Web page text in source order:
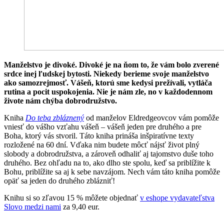
Manželstvo je divoké. Divoké je na ňom to, že vám bolo zverené
srdce inej ľudskej bytosti. Niekedy berieme svoje manželstvo
ako samozrejmosť. Vášeň, ktorú sme kedysi prežívali, vytláča
rutina a pocit uspokojenia. Nie je nám zle, no v každodennom
živote nám chýba dobrodružstvo.
Kniha Do teba zbláznený od manželov Eldredgeovcov vám pomôže
vniesť do vášho vzťahu vášeň – vášeň jeden pre druhého a pre
Boha, ktorý vás stvoril. Táto kniha prináša inšpiratívne texty
rozložené na 60 dní. Vďaka nim budete môcť nájsť život plný
slobody a dobrodružstva, a zároveň odhaliť aj tajomstvo duše toho
druhého. Bez ohľadu na to, ako dlho ste spolu, keď sa priblížite k
Bohu, priblížite sa aj k sebe navzájom. Nech vám táto kniha pomôže
opäť sa jeden do druhého zblázniť!
Knihu si so zľavou 15 % môžete objednať v eshope vydavateľstva
Slovo medzi nami za 9,40 eur.